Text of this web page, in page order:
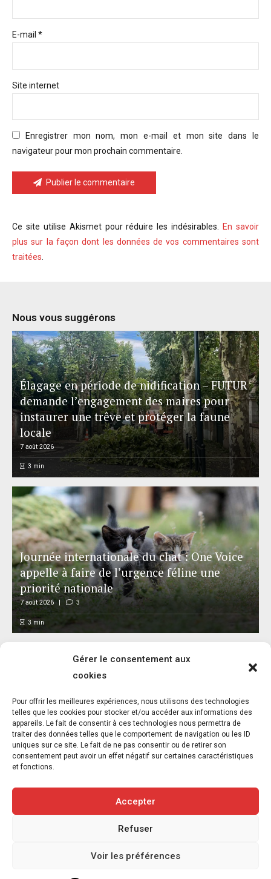
Gérer le consentement aux
cookies
Pour offrir les meilleures expériences, nous utilisons des technologies
telles que les cookies pour stocker et/ou accéder aux informations des
appareils. Le fait de consentir à ces technologies nous permettra de
traiter des données telles que le comportement de navigation ou les ID
uniques sur ce site. Le fait de ne pas consentir ou de retirer son
consentement peut avoir un effet négatif sur certaines caractéristiques
et fonctions.
Accepter
Refuser
Voir les préférences
E-mail *
Site internet
Enregistrer mon nom, mon e-mail et mon site dans le
navigateur pour mon prochain commentaire.
Publier le commentaire
Ce site utilise Akismet pour réduire les indésirables.En savoir
plus sur la façon dont les données de vos commentaires sont
traitées
Nous vous suggérons
Élagage en période de nidification – FUTUR
demande l’engagement des maires pour
instaurer une trêve et protéger la faune
locale
7 août 2026
3 min
Journée internationale du chat : One Voice
appelle à faire de l’urgence féline une
priorité nationale
7 août 2026 3
3 min
L’association FUTUR dénonce le recours à
des « tirs sanitaires » sur des animaux
sauvages déjà victimes de l’incendie
d’Achères-la-Forêt
7 août 2026 5